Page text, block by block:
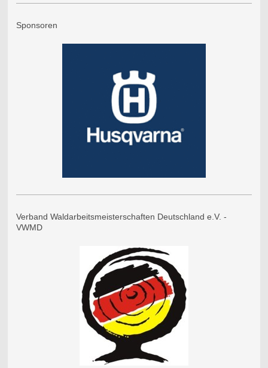
Sponsoren
Verband Waldarbeitsmeisterschaften Deutschland e.V. -
VWMD